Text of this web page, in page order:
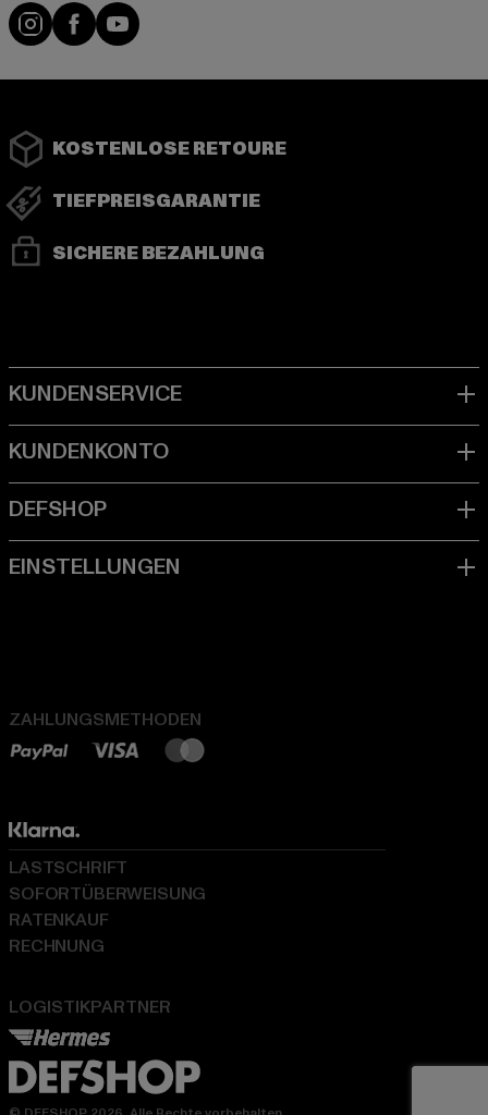
Instagram
FacebookYouTube
KOSTENLOSE RETOURE
TIEFPREISGARANTIE
SICHERE BEZAHLUNG
ZAHLUNGSMETHODEN
LOGISTIKPARTNER
LASTSCHRIFT
SOFORTÜBERWEISUNG
RATENKAUF
RECHNUNG